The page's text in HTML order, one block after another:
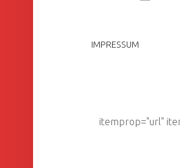
IMPRESSUM
itemprop="url"